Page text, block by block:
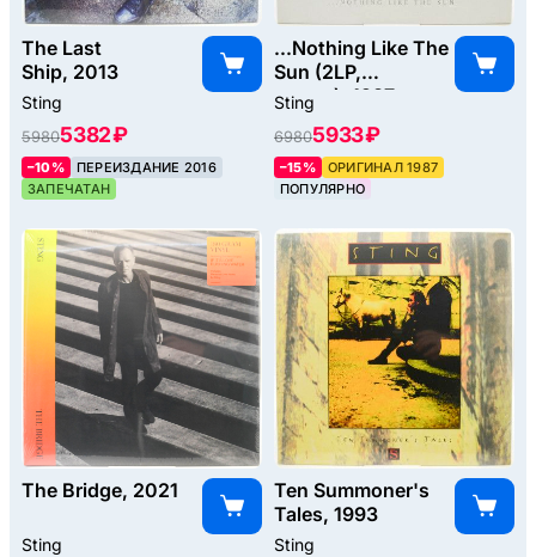
The Last
Ship, 2013
Sting
59805382 ₽
–10%
ПЕРЕИЗДАНИЕ 2016
ЗАПЕЧАТАН
...Nothing Like The
Sun (2LP,
poster), 1987
Sting
69805933 ₽
–15%
ОРИГИНАЛ 1987
ПОПУЛЯРНО
The Bridge, 2021
Sting
Ten Summoner's
Tales, 1993
Sting